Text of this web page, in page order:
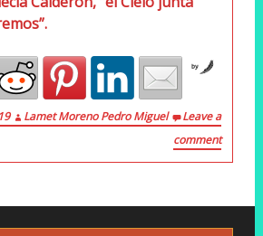
by
Lamet Moreno Pedro Miguel
Leave a
comment